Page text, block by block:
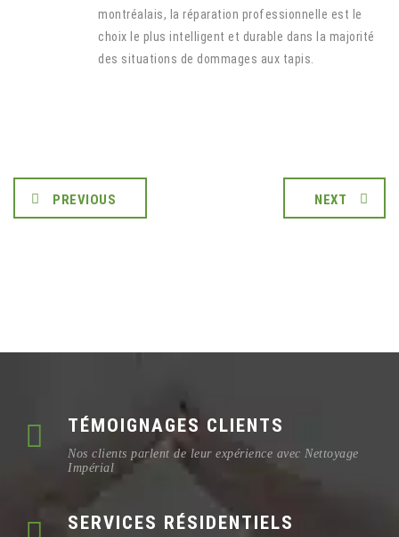
montréalais, la réparation professionnelle est le
choix le plus intelligent et durable dans la majorité
des situations de dommages aux tapis.
PREVIOUS NEXT
TÉMOIGNAGES CLIENTS
Nos clients parlent de leur expérience avec Nettoyage
Impérial
SERVICES RÉSIDENTIELS